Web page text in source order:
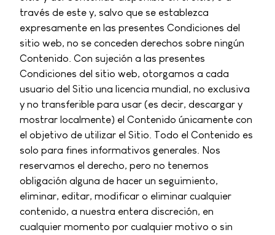
través de este y, salvo que se establezca
expresamente en las presentes Condiciones del
sitio web, no se conceden derechos sobre ningún
Contenido. Con sujeción a las presentes
Condiciones del sitio web, otorgamos a cada
usuario del Sitio una licencia mundial, no exclusiva
y no transferible para usar (es decir, descargar y
mostrar localmente) el Contenido únicamente con
el objetivo de utilizar el Sitio. Todo el Contenido es
solo para fines informativos generales. Nos
reservamos el derecho, pero no tenemos
obligación alguna de hacer un seguimiento,
eliminar, editar, modificar o eliminar cualquier
contenido, a nuestra entera discreción, en
cualquier momento por cualquier motivo o sin